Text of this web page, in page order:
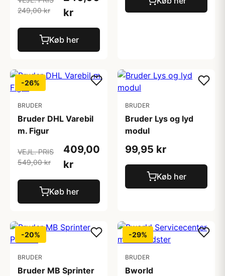
249,00 kr
kr
Køb her
-26%
BRUDER
Bruder DHL Varebil
m. Figur
VEJL. PRIS
549,00 kr
409,00
kr
Køb her
BRUDER
Bruder Lys og lyd
modul
99,95 kr
Køb her
-20%
BRUDER
Bruder MB Sprinter
-29%
BRUDER
Bworld